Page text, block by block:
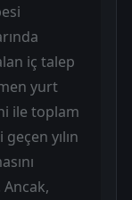
iç talep
yurt
ile toplam
yılın